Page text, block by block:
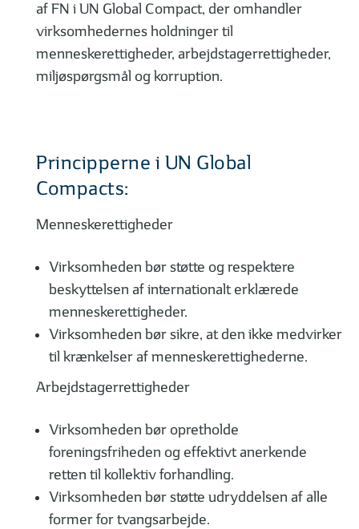
af FN i UN Global Compact, der omhandler
virksomhedernes holdninger til
menneskerettigheder, arbejdstagerrettigheder,
miljøspørgsmål og korruption.
Principperne i UN Global
Compacts:
Menneskerettigheder
Virksomheden bør støtte og respektere
beskyttelsen af internationalt erklærede
menneskerettigheder.
Virksomheden bør sikre, at den ikke medvirker
til krænkelser af menneskerettighederne.
Arbejdstagerrettigheder
Virksomheden bør opretholde
foreningsfriheden og effektivt anerkende
retten til kollektiv forhandling.
Virksomheden bør støtte udryddelsen af alle
former for tvangsarbejde.